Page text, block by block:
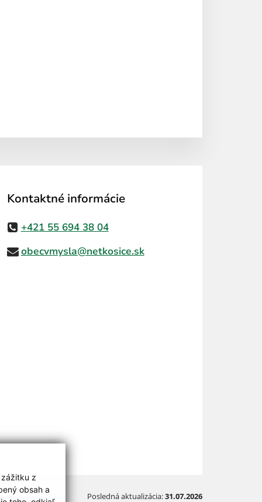
z
obsah a
Kontaktné informácie
+421 55 694 38 04
obecvmysla@netkosice.sk
Posledná aktualizácia:31.07.2026